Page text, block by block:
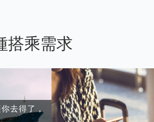
搭乘需求
去得了，